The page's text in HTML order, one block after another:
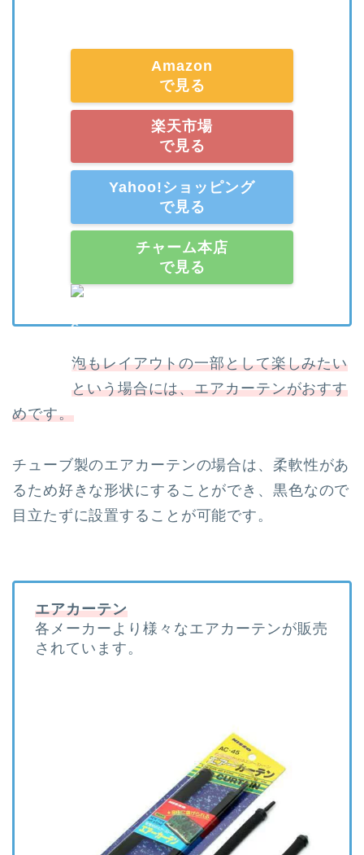
Amazon
で見る
楽天市場
で見る
Yahoo!ショッピング
で見る
チャーム本店
で見る
泡もレイアウトの一部として楽しみたい
という場合には、エアカーテンがおすす
めです。
チューブ製のエアカーテンの場合は、柔軟性があ
るため好きな形状にすることができ、黒色なので
目立たずに設置することが可能です。
エアカーテン
各メーカーより様々なエアカーテンが販売
されています。